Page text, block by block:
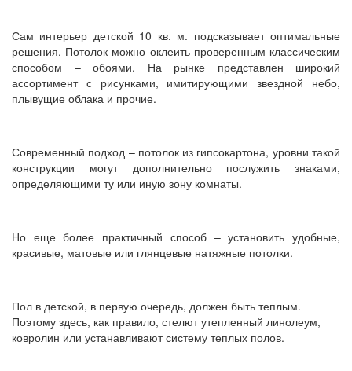
Сам интерьер детской 10 кв. м. подсказывает оптимальные
решения. Потолок можно оклеить проверенным классическим
способом – обоями. На рынке представлен широкий
ассортимент с рисунками, имитирующими звездной небо,
плывущие облака и прочие.
Современный подход – потолок из гипсокартона, уровни такой
конструкции могут дополнительно послужить знаками,
определяющими ту или иную зону комнаты.
Но еще более практичный способ – установить удобные,
красивые, матовые или глянцевые натяжные потолки.
Пол в детской, в первую очередь, должен быть теплым.
Поэтому здесь, как правило, стелют утепленный линолеум,
ковролин или устанавливают систему теплых полов.